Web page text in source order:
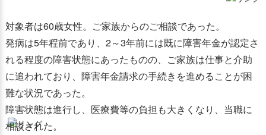
対象者は60歳女性。ご家族からのご相談であった。
発病は5年程前であり、2～3年前には既に障害年金が認定さ
れる程度の障害状態にあったものの、ご家族は仕事と介助
に追われており、障害年金請求の手続きを進めることが困
難な状況であった。
障害状態は進行し、医療費等の負担も大きくなり、当職に
相談された。